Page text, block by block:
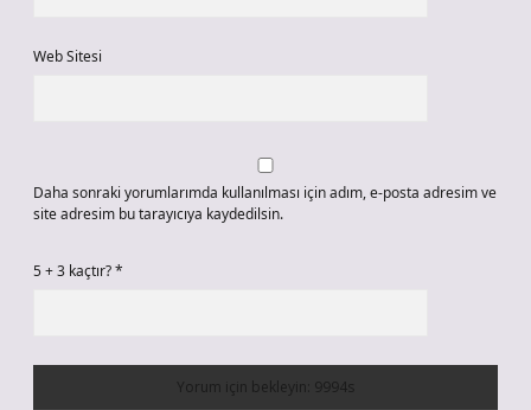
Web Sitesi
Daha sonraki yorumlarımda kullanılması için adım, e-posta adresim ve
site adresim bu tarayıcıya kaydedilsin.
5 + 3 kaçtır?*